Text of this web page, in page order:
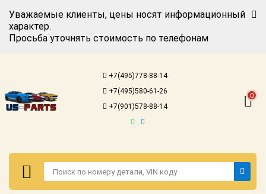
Уважаемые клиенты, цены носят информационный
характер.
Просьба уточнять стоимость по телефонам
+7(495)778-88-14
+7(495)580-61-26
+7(901)578-88-14
0
Авторизация
американских
автомобилей
запросу